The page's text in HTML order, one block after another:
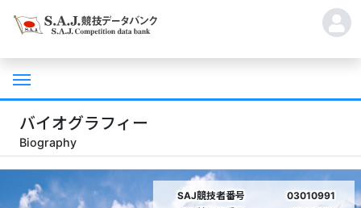
バイオグラフィー
Biography
SAJ競技者番号
03010991